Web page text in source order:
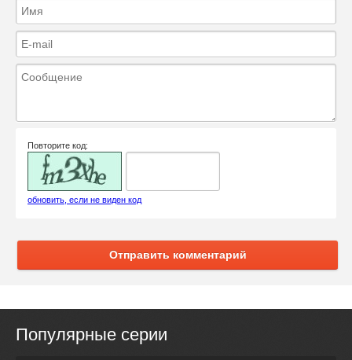
Повторите код:
обновить, если не виден код
Отправить комментарий
Популярные серии